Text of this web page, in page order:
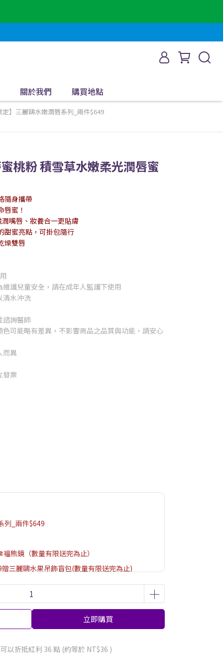
關於我們 購買地點
定】三麗鷗水嫩潤唇系列_兩件$649
桃粉 積雪草水嫩柔光潤唇蜜
隨身攜帶
蜜！
嘴唇、妝養合一更貼膚
甜蜜亮點，可掛包隨行
燥雙唇
護兒童安全，請在成年人監護下使用
清水沖洗
諮詢醫師
可能略有差異，不影響商品之品質與功能，請安心
而異
發票
列_兩件$649
熊鏡（數量有限送完為止）
三麗鷗水果吊飾盲包(數量有限送完為止)
口罩｜滿1988贈不銹鋼真空保溫杯（贈品數量有
金
立即購買
以折抵紅利 36 點 (約等於 NT$36 )